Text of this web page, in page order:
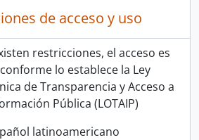
de acceso y uso
restricciones, el acceso es
lo establece la Ley
de Transparencia y Acceso a
Pública (LOTAIP)
latinoamericano